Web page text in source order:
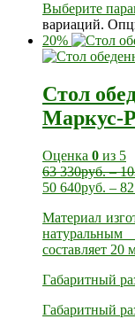
Выберите
вариаций.
20%
Стол
Маркус-Р
Оценка 0 из 5
63 330руб.–
50 640руб. –
Материал
составляет 20
Габаритный
Габаритный